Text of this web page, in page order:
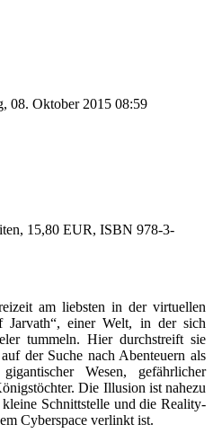
08. Oktober 2015 08:59
15,80 EUR, ISBN 978-3-
am liebsten in der virtuellen
Jarvath“, einer Welt, in der sich
tummeln. Hier durchstreift sie
der Suche nach Abenteuern als
Wesen, gefährlicher
Die Illusion ist nahezu
Schnittstelle und die Reality-
Cyberspace verlinkt ist.